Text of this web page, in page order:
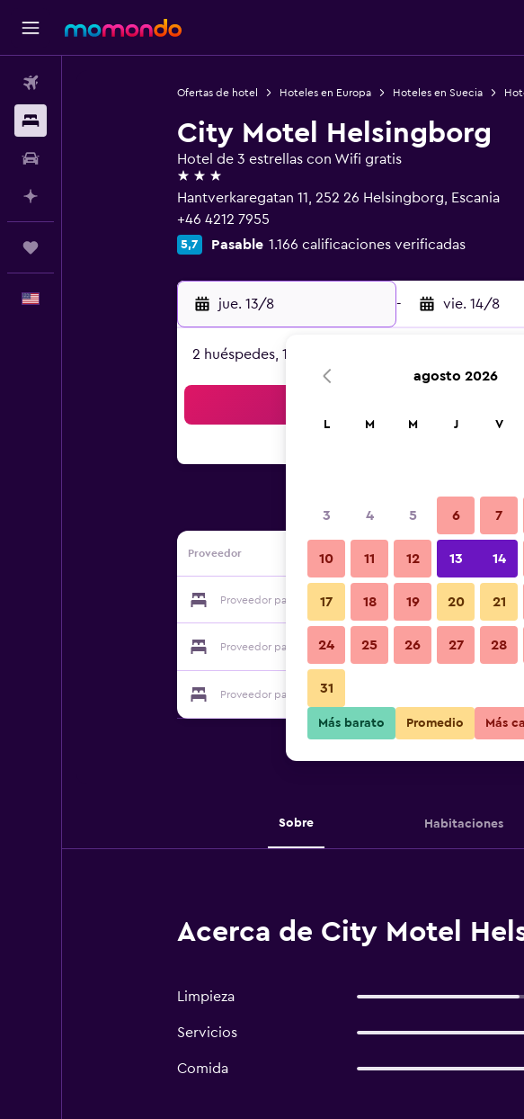
Ofertas de hotel Hoteles en Europa Hoteles en Suecia
City Motel Helsingborg
Hotel de 3 estrellas con Wifi gratis
3 estrellas
Hantverkaregatan 11, 252 26 Helsingborg, Escania
+46 4212 7955
5,7 Pasable 1.166 calificaciones verificadas
jue. 13/8 - vie. 14/8
2 huéspedes, 1 habitación
Proveedor
Proveedor para City Motel Helsingborg
Proveedor para City Motel Helsingborg
Proveedor para City Motel Helsingborg
Sobre Habitaciones
Acerca de City Motel
Limpieza
Servicios
Comida
agosto 2026
L M M J V
3 4 5 6 7
10 11 12 13 14
17 18 19 20 21
24 25 26 27 28
31
Más barato Promedio Más